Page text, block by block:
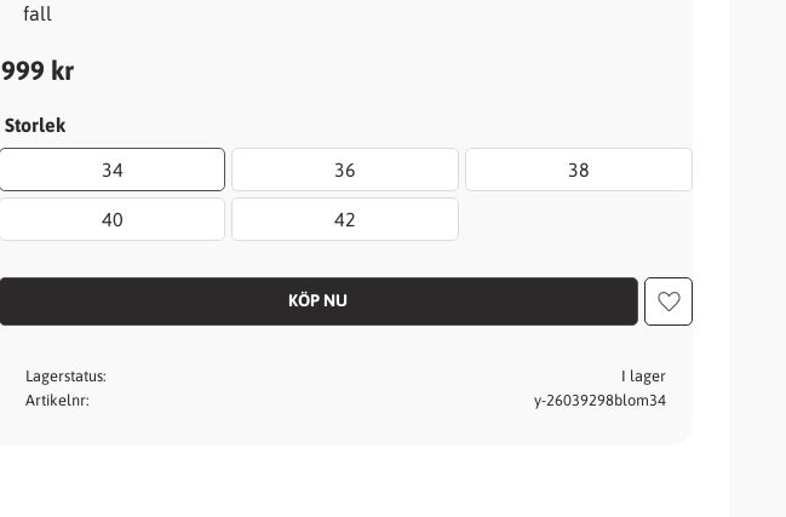
fall
999 kr
Storlek
34 36 38
40 42
Lägg till i
Lagerstatus
I lager
Artikelnr
y-26039298blom34